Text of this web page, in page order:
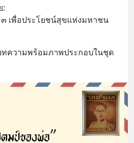
:
เพื่อประโยชน์สุขแห่งมหาชน
ทความพร้อมภาพประกอบในชุด